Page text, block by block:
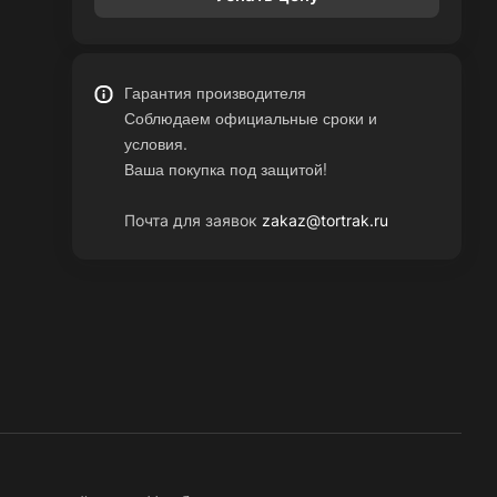
Гарантия производителя
Соблюдаем официальные сроки и
условия.
Ваша покупка под защитой!
Почта для заявок zakaz@tortrak.ru